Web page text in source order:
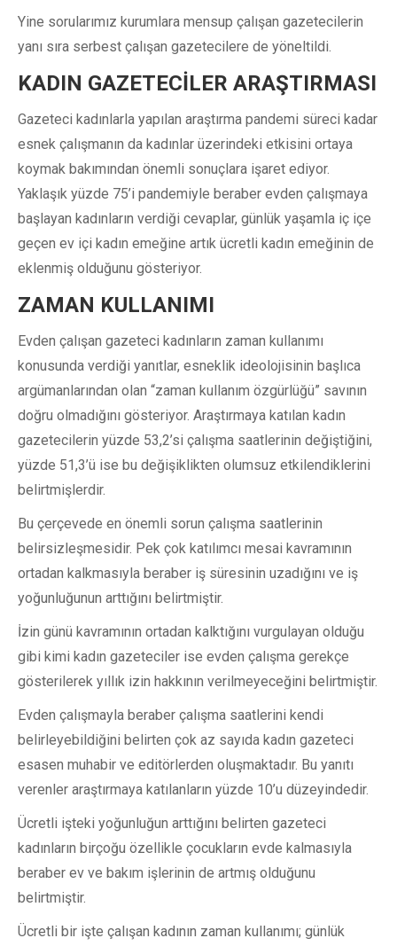
Yine sorularımız kurumlara mensup çalışan gazetecilerin
yanı sıra serbest çalışan gazetecilere de yöneltildi.
KADIN GAZETECİLER ARAŞTIRMASI
Gazeteci kadınlarla yapılan araştırma pandemi süreci kadar
esnek çalışmanın da kadınlar üzerindeki etkisini ortaya
koymak bakımından önemli sonuçlara işaret ediyor.
Yaklaşık yüzde 75’i pandemiyle beraber evden çalışmaya
başlayan kadınların verdiği cevaplar, günlük yaşamla iç içe
geçen ev içi kadın emeğine artık ücretli kadın emeğinin de
eklenmiş olduğunu gösteriyor.
ZAMAN KULLANIMI
Evden çalışan gazeteci kadınların zaman kullanımı
konusunda verdiği yanıtlar, esneklik ideolojisinin başlıca
argümanlarından olan “zaman kullanım özgürlüğü” savının
doğru olmadığını gösteriyor. Araştırmaya katılan kadın
gazetecilerin yüzde 53,2’si çalışma saatlerinin değiştiğini,
yüzde 51,3’ü ise bu değişiklikten olumsuz etkilendiklerini
belirtmişlerdir.
Bu çerçevede en önemli sorun çalışma saatlerinin
belirsizleşmesidir. Pek çok katılımcı mesai kavramının
ortadan kalkmasıyla beraber iş süresinin uzadığını ve iş
yoğunluğunun arttığını belirtmiştir.
İzin günü kavramının ortadan kalktığını vurgulayan olduğu
gibi kimi kadın gazeteciler ise evden çalışma gerekçe
gösterilerek yıllık izin hakkının verilmeyeceğini belirtmiştir.
Evden çalışmayla beraber çalışma saatlerini kendi
belirleyebildiğini belirten çok az sayıda kadın gazeteci
esasen muhabir ve editörlerden oluşmaktadır. Bu yanıtı
verenler araştırmaya katılanların yüzde 10’u düzeyindedir.
Ücretli işteki yoğunluğun arttığını belirten gazeteci
kadınların birçoğu özellikle çocukların evde kalmasıyla
beraber ev ve bakım işlerinin de artmış olduğunu
belirtmiştir.
Ücretli bir işte çalışan kadının zaman kullanımı; günlük